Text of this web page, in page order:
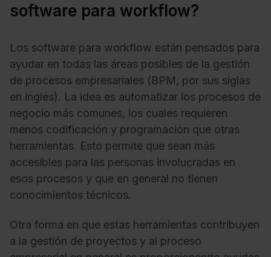
software para workflow?
Los software para workflow están pensados para
ayudar en todas las áreas posibles de la gestión
de procesos empresariales (BPM, por sus siglas
en inglés). La idea es automatizar los procesos de
negocio más comunes, los cuales requieren
menos codificación y programación que otras
herramientas. Esto permite que sean más
accesibles para las personas involucradas en
esos procesos y que en general no tienen
conocimientos técnicos.
Otra forma en que estas herramientas contribuyen
a la gestión de proyectos y al proceso